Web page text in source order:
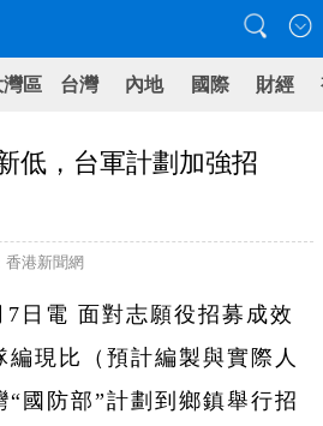
區 台灣 內地 國際 財經
低，台軍計劃加強招
香港新聞網
日電 面對志願役招募成效
現比（預計編製與實際人
國防部”計劃到鄉鎮舉行招